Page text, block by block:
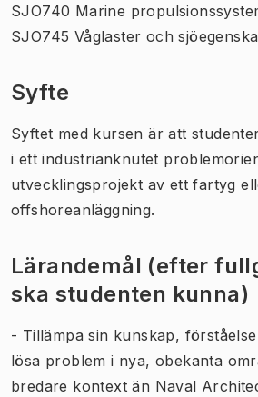
SJO740 Marine
SJO745 Våglaster och
Syfte
Syftet med kursen är att
i ett industrianknutet
utvecklingsprojekt av ett fartyg
offshoreanläggning.
Lärandemål (efter
ska studenten kunna)
- Tillämpa sin kunskap,
lösa problem i nya, obekanta
bredare kontext än Naval